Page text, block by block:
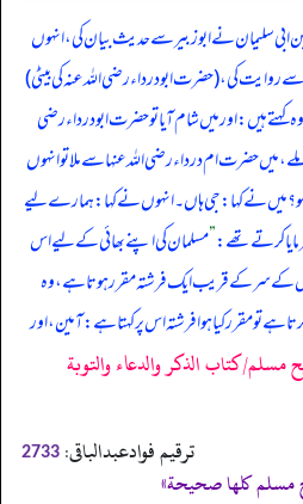
سلیمان نے ابوزبیر سے حدیث بیان کی، انہوں
کی، (حضرت ابودرداء رضی اللہ عنہ کی بیٹی)
ہیں: اور میں شام آیا تو حضرت ابودرداء رضی
میں حضرت ام درداء رضی اللہ عنہا سے ملا تو انہوں
ہو؟ میں نے کہا: جی ہاں۔ انہوں نے کہا: ہمارے لیے
کرتے تھے:”مسلمان کی اپنے بھائی کے لیے اس
اس کے سر کے قریب ایک فرشتہ مقرر ہوتا ہے، وہ
تو مقرر کیا ہوا فرشتہ اس پر کہتا ہے: آمین، اور
كتاب الذكر والدعاء والتوبة
ترقیم فوادعبدالباقی: 2733
كلها صحيحة»